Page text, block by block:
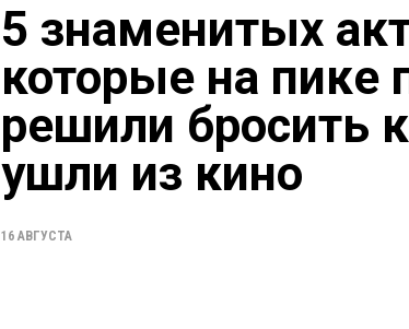
5 знаменитых
которые на пике
решили бросить
ушли из кино
16 АВГУСТА